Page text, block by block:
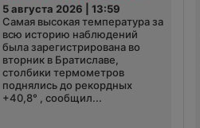
5 августа 2026 | 13:59
Самая высокая температура за
всю историю наблюдений
была зарегистрирована во
вторник в Братиславе,
столбики термометров
поднялись до рекордных
+40,8° , сообщил...